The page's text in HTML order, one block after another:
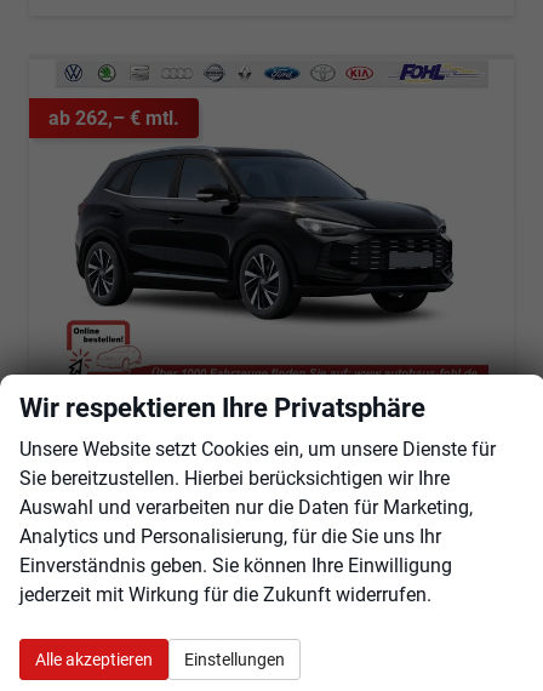
ab 262,– € mtl.
MG ZS
Luxury HEV+ 197 PS MJ26 *Pano*Navi*Android Auto*SHZ*360°*Kunstleder*Klimaauto*ACC
Fahrzeugnr. 103946 Getriebe Automatik
Kraftstoff Hybrid Benzin Außenfarbe
Leistung 145 kW (197 PS) Kilometerstand 25 km
01.08.2026
28.160,– €
Wir respektieren Ihre Privatsphäre
Unsere Website setzt Cookies ein, um unsere Dienste für
Sie bereitzustellen. Hierbei berücksichtigen wir Ihre
Auswahl und verarbeiten nur die Daten für Marketing,
Analytics und Personalisierung, für die Sie uns Ihr
Einverständnis geben. Sie können Ihre Einwilligung
jederzeit mit Wirkung für die Zukunft widerrufen.
Alle akzeptieren Einstellungen